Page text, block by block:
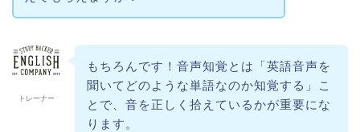
トレーナー
もちろんです！音声知覚とは「英語音声を
聞いてどのような単語なのか知覚する」こ
とで、音を正しく拾えているかが重要にな
ります。